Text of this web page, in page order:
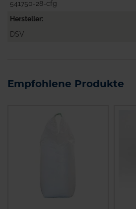
541750-28-cfg
Hersteller
DSV
Empfohlene Produkte